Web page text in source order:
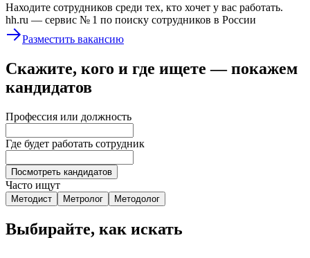
Находите сотрудников среди тех, кто хочет у вас работать.
hh.ru — сервис № 1 по поиску сотрудников в России
Разместить вакансию
Скажите, кого и где ищете — покажем
кандидатов
Профессия или должность
Где будет работать сотрудник
Посмотреть кандидатов
Часто ищут
Методист Метролог Методолог
Выбирайте, как искать